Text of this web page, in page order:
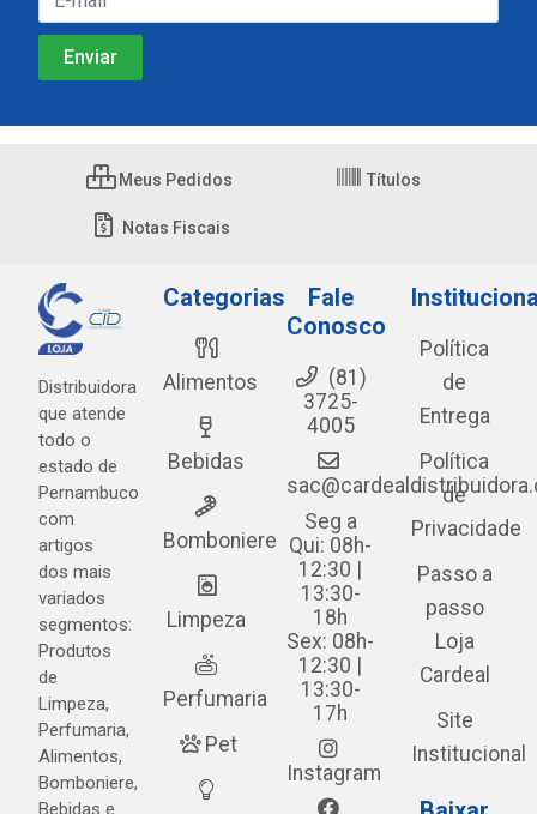
Meus Pedidos Títulos
Notas Fiscais
Distribuidora
que atende
todo o
estado de
Pernambuco
com
artigos
dos mais
variados
segmentos:
Produtos
de
Limpeza,
Perfumaria,
Alimentos,
Bomboniere,
Bebidas e
Categorias
Alimentos
Bebidas
Bomboniere
Limpeza
Perfumaria
Pet
Fale
Conosco
(81)
3725-
4005
Seg a
Qui: 08h-
12:30 |
13:30-
18h
Sex: 08h-
12:30 |
13:30-
17h
Instagram
Política
de
Entrega
Política
de
Privacidade
Passo a
passo
Loja
Cardeal
Site
Institucional